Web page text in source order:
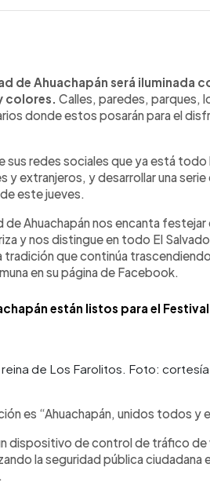
de Ahuachapán será iluminada
colores. Calles, paredes, parques,
donde estos posarán para el
sus redes sociales que ya está
y extranjeros, y desarrollar una serie
este jueves.
Ahuachapán nos encanta festejar
y nos distingue en todo El
tradición que continúa
en su página de Facebook.
están listos para el
de Los Farolitos. Foto:
es “Ahuachapán, unidos todos y
dispositivo de control de tráfico de
la seguridad pública ciudadana